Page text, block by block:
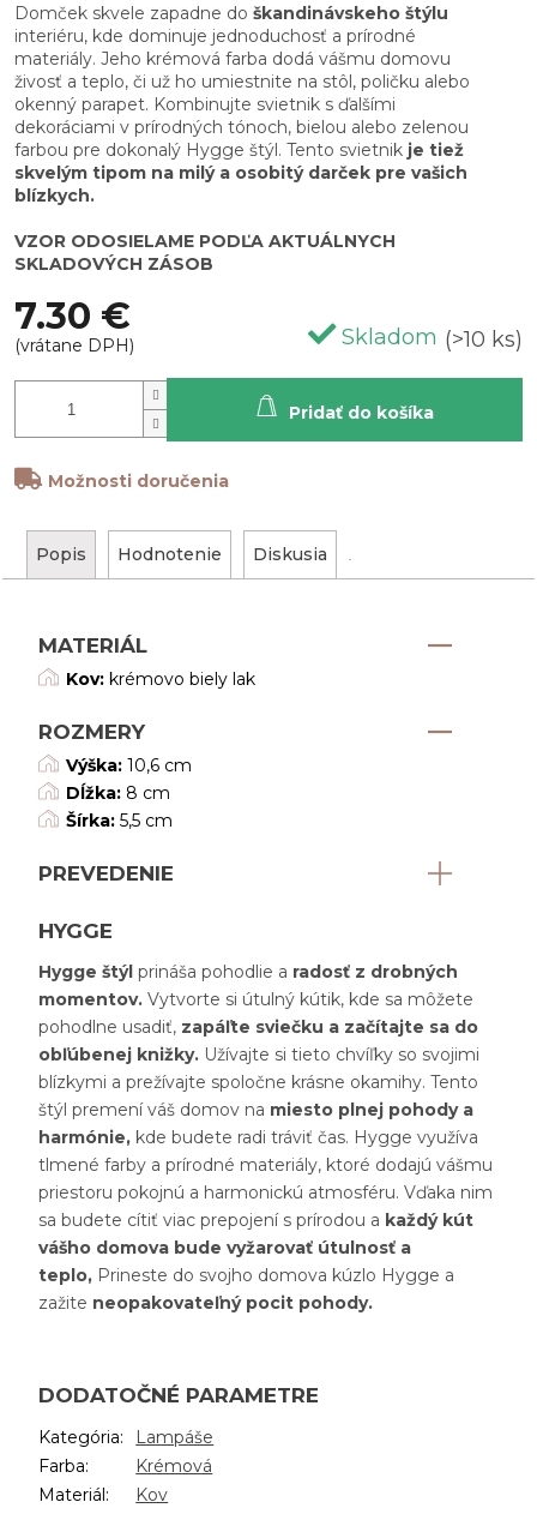
7.30 € Skladom (>10 ks)
Možnosti doručenia
Pridať do košíka
Domček skvele zapadne doškandinávskeho štýlu
interiéru, kde dominuje jednoduchosť a prírodné
materiály. Jeho krémová farba dodá vášmu domovu
živosť a teplo, či už ho umiestnite na stôl, poličku alebo
okenný parapet. Kombinujte svietnik s ďalšími
dekoráciami v prírodných tónoch, bielou alebo zelenou
farbou pre dokonalý Hygge štýl. Tento svietnik je tiež
skvelým tipom na milý a osobitý darček pre vašich
blízkych.
VZOR ODOSIELAME PODĽA AKTUÁLNYCH
SKLADOVÝCH ZÁSOB
Popis Hodnotenie Diskusia
MATERIÁL
Kov: krémovo biely lak
ROZMERY
Výška: 10,6 cm
Dĺžka: 8 cm
Šírka: 5,5 cm
PREVEDENIE
HYGGE
Hygge štýl prináša pohodlie a radosť z drobných
momentov. Vytvorte si útulný kútik, kde sa môžete
pohodlne usadiť, zapáľte sviečku a začítajte sa do
obľúbenej knižky. Užívajte si tieto chvíľky so svojimi
blízkymi a prežívajte spoločne krásne okamihy. Tento
štýl premení váš domov na miesto plnej pohody a
harmónie, kde budete radi tráviť čas. Hygge využíva
tlmené farby a prírodné materiály, ktoré dodajú vášmu
priestoru pokojnú a harmonickú atmosféru. Vďaka nim
sa budete cítiť viac prepojení s prírodou a každý kút
vášho domova bude vyžarovať útulnosť a
teplo, Prineste do svojho domova kúzlo Hygge a
zažite neopakovateľný pocit pohody.
DODATOČNÉ PARAMETRE
Kategória:
Lampáše
Farba:
Krémová
Materiál:
Kov